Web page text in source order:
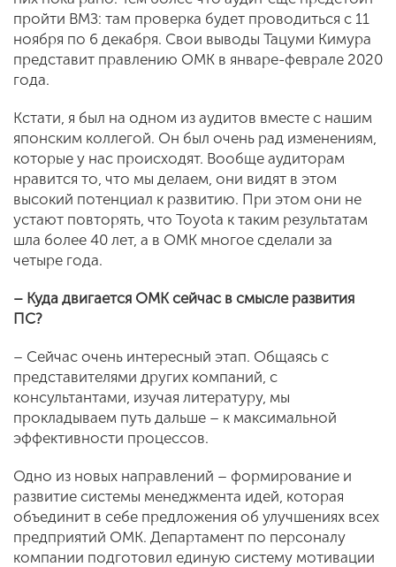
пройти ВМЗ: там проверка будет проводиться с 11
ноября по 6 декабря. Свои выводы Тацуми Кимура
представит правлению ОМК в январе-феврале 2020
года.
Кстати, я был на одном из аудитов вместе с нашим
японским коллегой. Он был очень рад изменениям,
которые у нас происходят. Вообще аудиторам
нравится то, что мы делаем, они видят в этом
высокий потенциал к развитию. При этом они не
устают повторять, что Toyota к таким результатам
шла более 40 лет, а в ОМК многое сделали за
четыре года.
– Куда двигается ОМК сейчас в смысле развития
ПС?
– Сейчас очень интересный этап. Общаясь с
представителями других компаний, с
консультантами, изучая литературу, мы
прокладываем путь дальше – к максимальной
эффективности процессов.
Одно из новых направлений – формирование и
развитие системы менеджмента идей, которая
объединит в себе предложения об улучшениях всех
предприятий ОМК. Департамент по персоналу
компании подготовил единую систему мотивации